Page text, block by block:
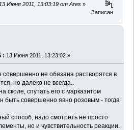
Июня 2011, 13:03:19 от Ares »
Записан
: 13 Июня 2011, 13:23:02 »
совершенно не обязана растворятся в
но далеко не всегда..
сколе, спутать его с марказитом
быть совершенно явно розовым - тогда
способ, надо смотреть не просто
но и чувствительность реакции.